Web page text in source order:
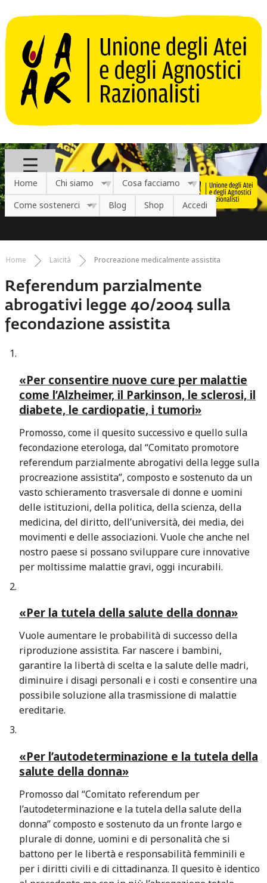
Home Chi siamo
Cosa facciamo
Come sostenerci
Blog Shop Accedi
Tu sei qui
Home Laicità Procreazione medicalmente assistita
Referendum parzialmente
abrogativi legge 40/2004 sulla
fecondazione assistita
«Per consentire nuove cure per malattie
come l’Alzheimer, il Parkinson, le sclerosi, il
diabete, le cardiopatie, i tumori»
Promosso, come il quesito successivo e quello sulla
fecondazione eterologa, dal “Comitato promotore
referendum parzialmente abrogativi della legge sulla
procreazione assistita”, composto e sostenuto da un
vasto schieramento trasversale di donne e uomini
delle istituzioni, della politica, della scienza, della
medicina, del diritto, dell’università, dei media, dei
movimenti e delle associazioni. Vuole che anche nel
nostro paese si possano sviluppare cure innovative
per moltissime malattie gravi, oggi incurabili.
«Per la tutela della salute della donna»
Vuole aumentare le probabilità di successo della
riproduzione assistita. Far nascere i bambini,
garantire la libertà di scelta e la salute delle madri,
diminuire i disagi personali e i costi e consentire una
possibile soluzione alla trasmissione di malattie
ereditarie.
«Per l’autodeterminazione e la tutela della
salute della donna»
Promosso dal “Comitato referendum per
l’autodeterminazione e la tutela della salute della
donna” composto e sostenuto da un fronte largo e
plurale di donne, uomini e di personalità che si
battono per le libertà e responsabilità femminili e
per i diritti civili e di cittadinanza. Il quesito è identico